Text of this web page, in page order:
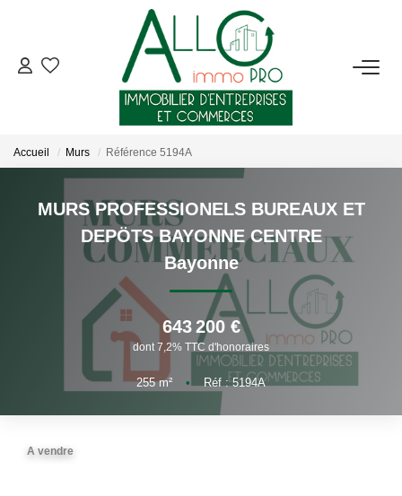
ACHETER
LOUER
NOTRE AGENCE
Qui Sommes-Nous ?
Nous Rejoindre
Nos Actualités
CONTACT
Accueil Murs Référence 5194A
MURS PROFESSIONELS BUREAUX ET
DEPÖTS BAYONNE CENTRE
Bayonne
643 200 €
dont 7,2% TTC d'honoraires
255m² • Réf : 5194A
A vendre